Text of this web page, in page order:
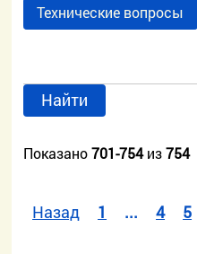
Технические вопросы
Найти
Показано701-754из754
Назад 1 ... 4 5